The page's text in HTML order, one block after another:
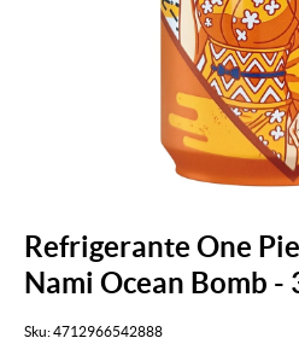
Refrigerante One
Nami Ocean Bomb -
Sku:4712966542888